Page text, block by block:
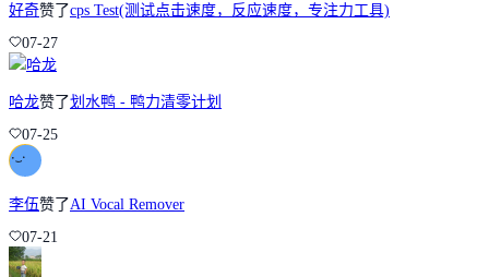
好奇赞了cps Test(测试点击速度，反应速度，专注力工具)
07-27
哈龙赞了划水鸭 - 鸭力清零计划
07-25
李伍赞了AI Vocal Remover
07-21